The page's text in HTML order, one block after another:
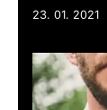
23. 01. 2021